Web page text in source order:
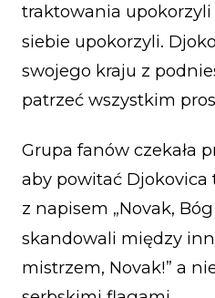
traktowania upokorzyli
siebie upokorzyli.
swojego kraju z
patrzeć wszystkim
Grupa fanów czekała
aby powitać
z napisem „Novak, Bóg
skandowali między
mistrzem, Novak!” a